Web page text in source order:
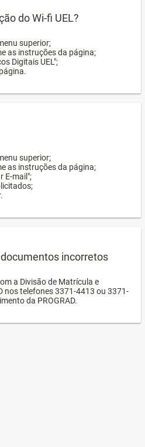
do Wi-fi UEL?
superior;
as instruções da página;
Digitais UEL";
superior;
as instruções da página;
E-mail";
incorretos
a Divisão de Matrícula e
nos telefones 3371-4413 ou 3371-
da PROGRAD.